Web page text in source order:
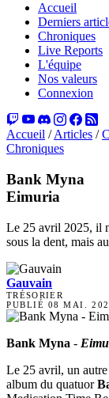
Accueil
Derniers
Chroniques
Live Reports
L'équipe
Nos valeurs
Connexion
Accueil / Articles /
Chroniques
Bank Myna
Eimuria
Le 25 avril 2025, il
sous la dent, mais
Gauvain
TRÉSORIER
PUBLIÉ 08 MAI.
Bank Myna -
Le 25 avril, un autre
album du quatuor